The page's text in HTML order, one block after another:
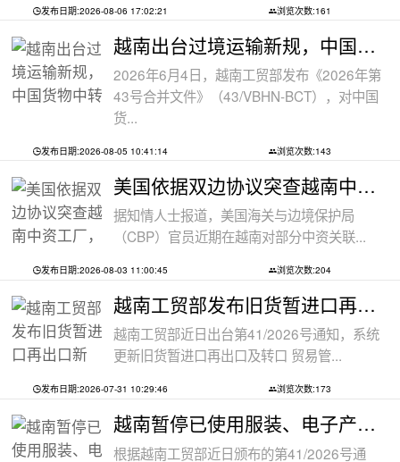
发布日期:2026-08-06 17:02:21 浏览次数:161
越南出台过境运输新规，中国货物中转通
2026年6月4日，越南工贸部发布《2026年第
43号合并文件》（43/VBHN-BCT），对中国
货...
发布日期:2026-08-05 10:41:14 浏览次数:143
美国依据双边协议突查越南中资工厂，三
据知情人士报道，美国海关与边境保护局
（CBP）官员近期在越南对部分中资关联...
发布日期:2026-08-03 11:00:45 浏览次数:204
越南工贸部发布旧货暂进口再出口新规：
越南工贸部近日出台第41/2026号通知，系统
更新旧货暂进口再出口及转口 贸易管...
发布日期:2026-07-31 10:29:46 浏览次数:173
越南暂停已使用服装、电子产品、摩托车
根据越南工贸部近日颁布的第41/2026号通